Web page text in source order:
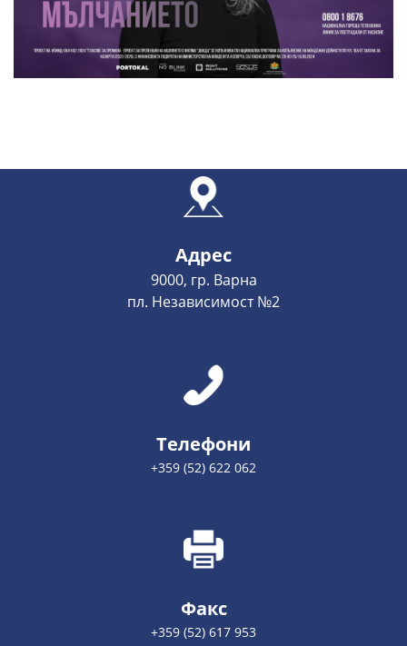
Адрес
9000, гр. Варна
пл. Независимост №2
Телефони
+359 (52) 622 062
Факс
+359 (52) 617 953